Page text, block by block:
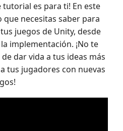
tutorial es para ti! En este
necesitas saber para
juegos de Unity, desde
implementación. ¡No te
dar vida a tus ideas más
tus jugadores con nuevas